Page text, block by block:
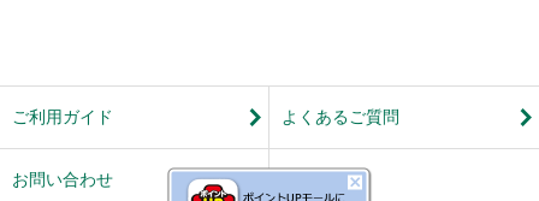
ご利用ガイド よくあるご質問
お問い合わせ